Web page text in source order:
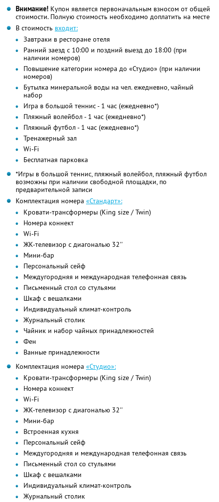
Внимание! Купон является первоначальным взносом от общей
стоимости. Полную стоимость необходимо доплатить на месте
В стоимость входит:
Завтраки в ресторане отеля
Ранний заезд с 10:00 и поздний выезд до 18:00 (при
наличии номеров)
Повышение категории номера до «Студио» (при наличии
номеров)
Бутылка минеральной воды на чел. ежедневно, чайный
набор
Игра в большой теннис - 1 час (ежедневно*)
Пляжный волейбол - 1 час (ежедневно*)
Пляжный футбол - 1 час (ежедневно*)
Тренажерный зал
Wi-Fi
Бесплатная парковка
*Игры в большой теннис, пляжный волейбол, пляжный футбол
возможны при наличии свободной площадки, по
предварительной записи
Комплектация номера «Стандарт»:
Кровати-трансформеры (King size / Twin)
Номера коннект
Wi-Fi
ЖК-телевизор с диагональю 32''
Мини-бар
Персональный сейф
Междугородняя и международная телефонная связь
Письменный стол со стульями
Шкаф с вешалками
Индивидуальный климат-контроль
Журнальный столик
Чайник и набор чайных принадлежностей
Фен
Ванные принадлежности
Комплектация номера «Студио»:
Кровати-трансформеры (King size / Twin)
Номера коннект
Wi-Fi
ЖК-телевизор с диагональю 32''
Мини-бар
Встроенная кухня
Персональный сейф
Междугородняя и международная телефонная связь
Письменный стол со стульями
Шкаф с вешалками
Индивидуальный климат-контроль
Журнальный столик